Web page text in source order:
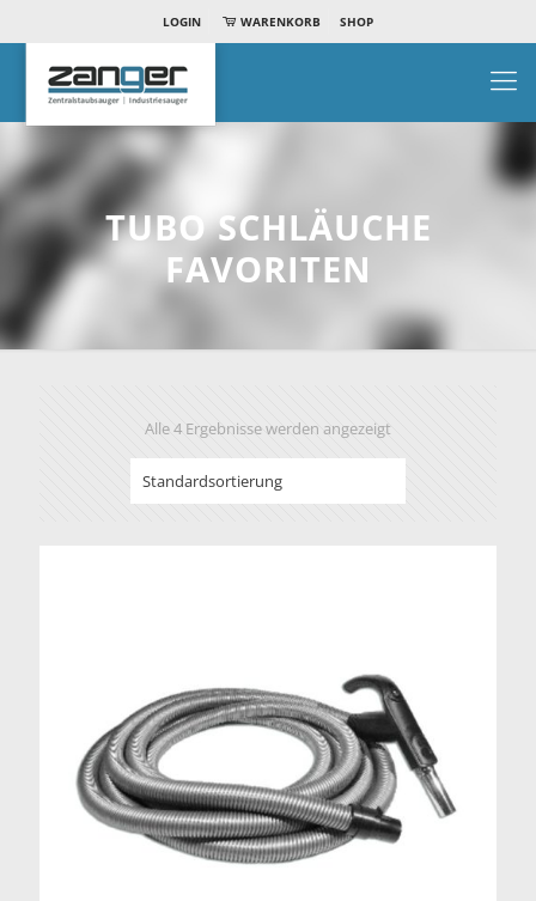
LOGIN WARENKORB SHOP
TUBO SCHLÄUCHE
FAVORITEN
Alle 4 Ergebnisse werden angezeigt